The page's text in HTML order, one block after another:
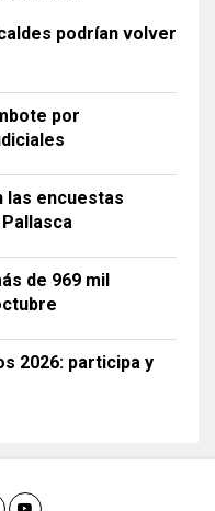
podrían volver
por
las encuestas
de 969 mil
2026: participa y